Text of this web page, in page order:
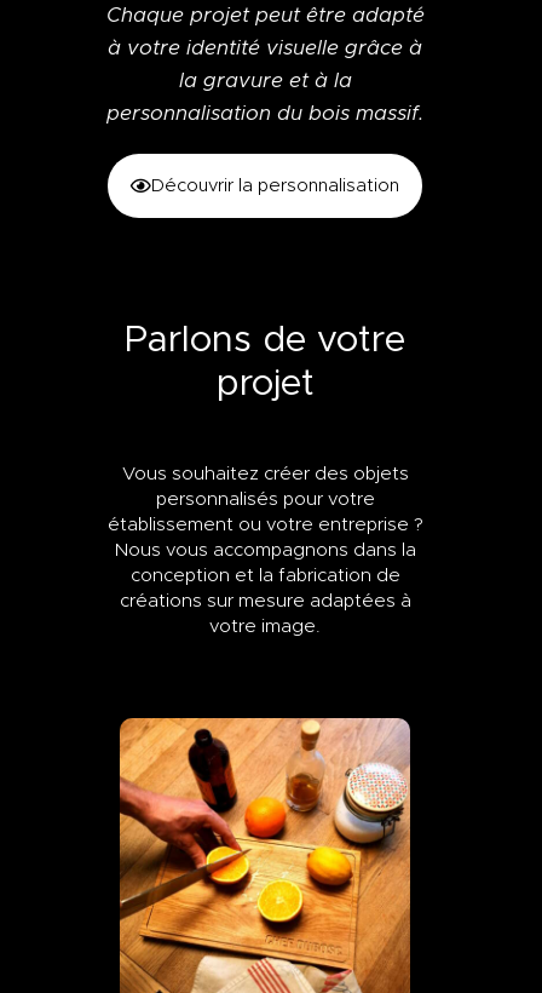
Chaque projet peut être adapté
à votre identité visuelle grâce à
la gravure et à la
personnalisation du bois massif.
Découvrir la personnalisation
Parlons de votre
projet
Vous souhaitez créer des objets
personnalisés pour votre
établissement ou votre entreprise ?
Nous vous accompagnons dans la
conception et la fabrication de
créations sur mesure adaptées à
votre image.